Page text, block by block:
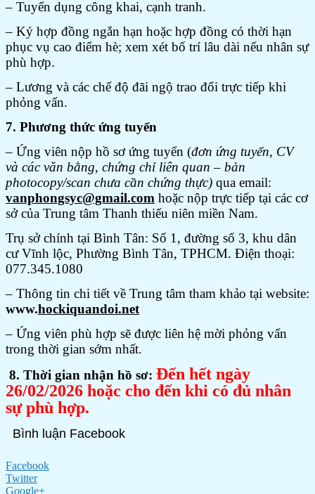
– Tuyển dụng công khai, cạnh tranh.
– Ký hợp đồng ngắn hạn hoặc hợp đồng có thời hạn
phục vụ cao điểm hè; xem xét bố trí lâu dài nếu nhân sự
phù hợp.
– Lương và các chế độ đãi ngộ trao đổi trực tiếp khi
phỏng vấn.
7. Phương thức ứng tuyển
– Ứng viên nộp hồ sơ ứng tuyển (đơn ứng tuyển, CV
và các văn bằng, chứng chỉ liên quan – bản
photocopy/scan chưa cần chứng thực) qua email:
vanphongsyc@gmail.com hoặc nộp trực tiếp tại các cơ
sở của Trung tâm Thanh thiếu niên miền Nam.
Trụ sở chính tại Bình Tân: Số 1, đường số 3, khu dân
cư Vĩnh lộc, Phường Bình Tân, TPHCM. Điện thoại:
077.345.1080
– Thông tin chi tiết về Trung tâm tham khảo tại website:
www.hockiquandoi.net
– Ứng viên phù hợp sẽ được liên hệ mời phỏng vấn
trong thời gian sớm nhất.
8. Thời gian nhận hồ sơ: Đến hết ngày
26/02/2026 hoặc cho đến khi có đủ nhân
sự phù hợp.
Bình luận Facebook
Facebook
Twitter
Google+